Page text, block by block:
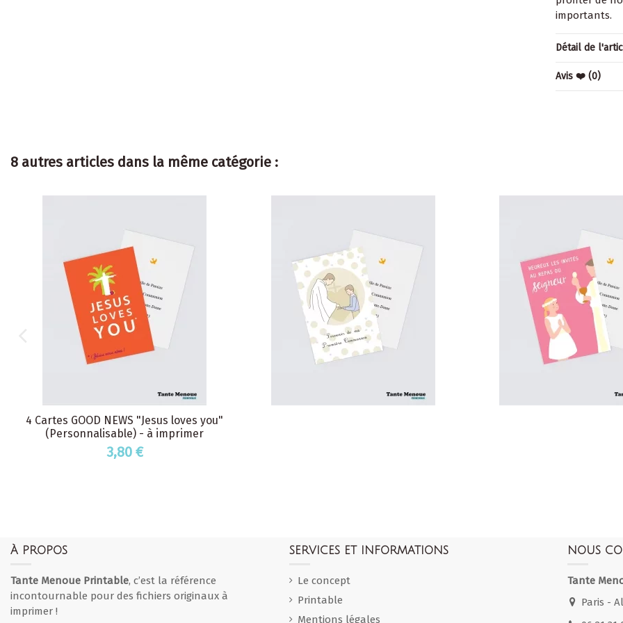
importants.
Détail de
Avis ❤️ (0)
8 autres articles dans la même catégorie :
4 Cartes GOOD NEWS "Jesus loves you"
(Personnalisable) - à imprimer
3,80 €
À PROPOS
Tante Menoue Printable, c’est la référence
incontournable pour des fichiers originaux à
imprimer !
SERVICES ET INFORMATIONS
Le concept
Printable
Mentions légales
NOUS
Tante
Paris -